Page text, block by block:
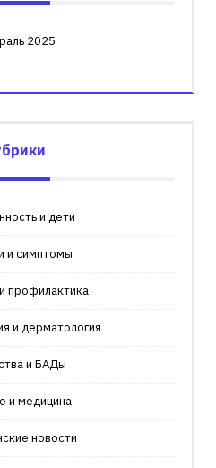
2025
и дети
и симптомы
профилактика
и дерматология
и БАДы
и медицина
новости